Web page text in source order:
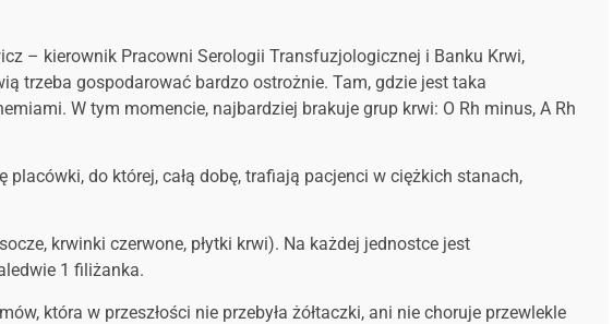
– kierownik Pracowni Serologii Transfuzjologicznej i Banku Krwi,
trzeba gospodarować bardzo ostrożnie. Tam, gdzie jest taka
W tym momencie, najbardziej brakuje grup krwi: O Rh minus, A Rh
do której, całą dobę, trafiają pacjenci w ciężkich stanach,
krwinki czerwone, płytki krwi). Na każdej jednostce jest
1 filiżanka.
która w przeszłości nie przebyła żółtaczki, ani nie choruje przewlekle